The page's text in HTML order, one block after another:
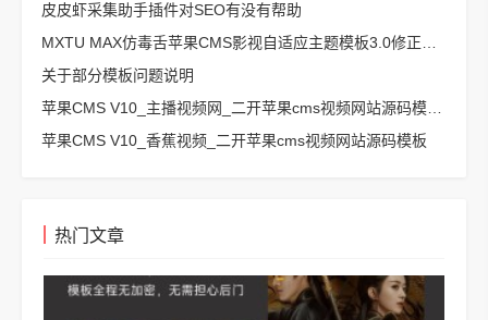
皮皮虾采集助手插件对SEO有没有帮助
MXTU MAX仿毒舌苹果CMS影视自适应主题模板3.0修正版源码
关于部分模板问题说明
苹果CMS V10_主播视频网_二开苹果cms视频网站源码模板 – 亲测源码 有演示
苹果CMS V10_香蕉视频_二开苹果cms视频网站源码模板
热门文章